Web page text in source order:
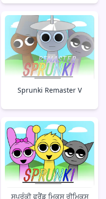
Sprunki Remaster V
ਸਪ੍ਰੰਕੀ ਫ੍ਰੈਂਡ ਮਿਕਸ ਰੀਮਿਕਸ